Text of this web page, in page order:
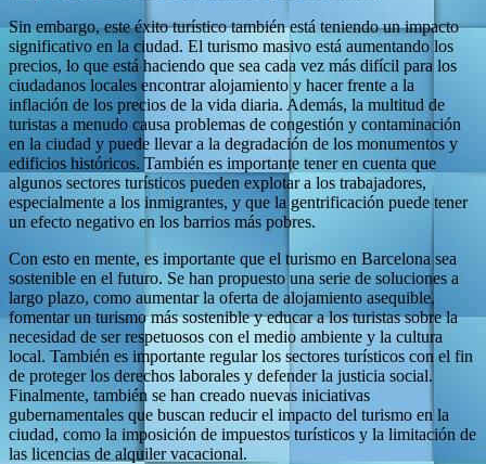
Sin embargo, este éxito turístico también está teniendo un impacto
significativo en la ciudad. El turismo masivo está aumentando los
precios, lo que está haciendo que sea cada vez más difícil para los
ciudadanos locales encontrar alojamiento y hacer frente a la
inflación de los precios de la vida diaria. Además, la multitud de
turistas a menudo causa problemas de congestión y contaminación
en la ciudad y puede llevar a la degradación de los monumentos y
edificios históricos. También es importante tener en cuenta que
algunos sectores turísticos pueden explotar a los trabajadores,
especialmente a los inmigrantes, y que la gentrificación puede tener
un efecto negativo en los barrios más pobres.
Con esto en mente, es importante que el turismo en Barcelona sea
sostenible en el futuro. Se han propuesto una serie de soluciones a
largo plazo, como aumentar la oferta de alojamiento asequible,
fomentar un turismo más sostenible y educar a los turistas sobre la
necesidad de ser respetuosos con el medio ambiente y la cultura
local. También es importante regular los sectores turísticos con el fin
de proteger los derechos laborales y defender la justicia social.
Finalmente, también se han creado nuevas iniciativas
gubernamentales que buscan reducir el impacto del turismo en la
ciudad, como la imposición de impuestos turísticos y la limitación de
las licencias de alquiler vacacional.